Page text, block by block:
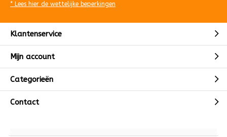
* Lees hier de wettelijke beperkingen
Klantenservice
Mijn account
Categorieën
Contact